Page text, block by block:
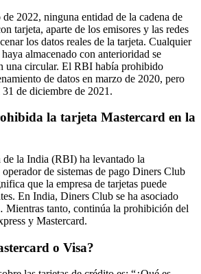
2022, ninguna entidad de la cadena de
tarjeta, aparte de los emisores y las redes
los datos reales de la tarjeta. Cualquier
almacenado con anterioridad se
una circular. El RBI había prohibido
de datos en marzo de 2020, pero
de diciembre de 2021.
la tarjeta Mastercard en la
la India (RBI) ha levantado la
de sistemas de pago Diners Club
que la empresa de tarjetas puede
En India, Diners Club se ha asociado
tanto, continúa la prohibición del
y Mastercard.
o Visa?